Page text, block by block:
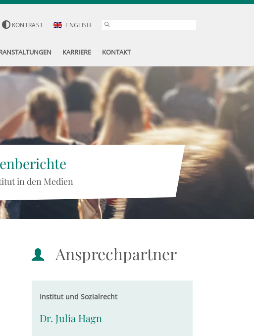
KONTRAST ENGLISH
KARRIERE KONTAKT
in den Medien
Ansprechpartner
Institut und Sozialrecht
Dr. Julia Hagn